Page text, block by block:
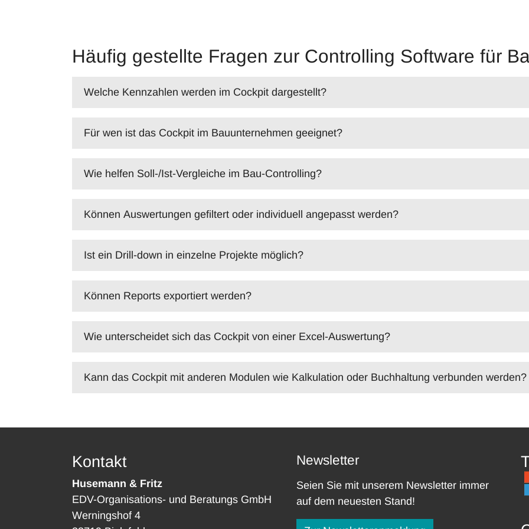
Häufig gestellte Fragen zur Controlling Software für
Welche Kennzahlen werden im Cockpit dargestellt?
Für wen ist das Cockpit im Bauunternehmen geeignet?
Wie helfen Soll-/Ist-Vergleiche im Bau-Controlling?
Können Auswertungen gefiltert oder individuell angepasst werden?
Ist ein Drill-down in einzelne Projekte möglich?
Können Reports exportiert werden?
Wie unterscheidet sich das Cockpit von einer Excel-Auswertung?
Kann das Cockpit mit anderen Modulen wie Kalkulation oder Buchhaltung verbunden werden?
Kontakt
Husemann & Fritz
EDV-Organisations- und Beratungs GmbH
Werningshof 4
Newsletter
Seien Sie mit unserem Newsletter immer
auf dem neuesten Stand!